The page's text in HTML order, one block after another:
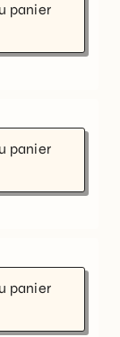
panier
panier
panier